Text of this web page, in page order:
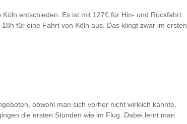
entschieden. Es ist mit 127€ für Hin- und Rückfahrt
für eine Fahrt von Köln aus. Das klingt zwar im ersten
obwohl man sich vorher nicht wirklich kannte.
die ersten Stunden wie im Flug. Dabei lernt man